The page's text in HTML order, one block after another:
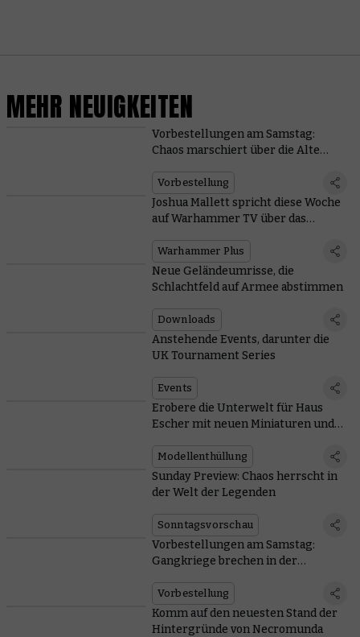
MEHR NEUIGKEITEN
Vorbestellungen am Samstag:
Chaos marschiert über die Alte
Vorbestellung
Joshua Mallett spricht diese Woche
auf Warhammer TV über das
Warhammer Plus
Neue Geländeumrisse, die
Schlachtfeld auf Armee abstimmen
Downloads
Anstehende Events, darunter die
UK Tournament Series
Events
Erobere die Unterwelt für Haus
Escher mit neuen Miniaturen und
Modellenthüllung
Sunday Preview: Chaos herrscht in
der Welt der Legenden
Sonntagsvorschau
Vorbestellungen am Samstag:
Gangkriege brechen in der
Vorbestellung
Komm auf den neuesten Stand der
Hintergründe von Necromunda